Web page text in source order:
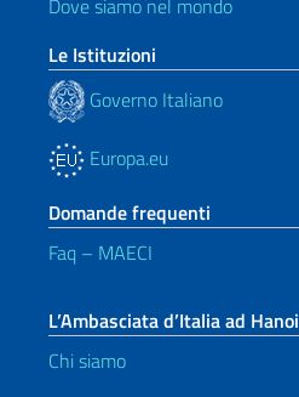
Dove siamo nel mondo
Le Istituzioni
Governo Italiano
Europa.eu
Domande frequenti
Faq – MAECI
L’Ambasciata d’Italia ad Hanoi
Chi siamo